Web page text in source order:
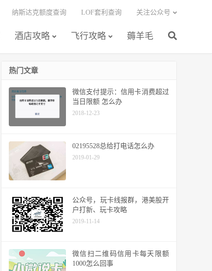
酒店攻略 飞行攻略 薅羊毛
纳斯达克额度查询 LOF套利查询 关注公众号
热门文章
微信支付提示：信用卡消费超过
当日限额 怎么办
2018-12-23
02195528总给打电话怎么办
2019-01-29
公众号，玩卡线报群，港美股开
户打新、玩卡攻略
2019-11-14
微信扫二维码信用卡每天限额
1000怎么回事